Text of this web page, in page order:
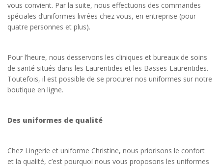
vous convient. Par la suite, nous effectuons des commandes
spéciales d’uniformes livrées chez vous, en entreprise (pour
quatre personnes et plus).
Pour l’heure, nous desservons les cliniques et bureaux de soins
de santé situés dans les Laurentides et les Basses-Laurentides.
Toutefois, il est possible de se procurer nos uniformes sur notre
boutique en ligne.
Des uniformes de qualité
Chez Lingerie et uniforme Christine, nous priorisons le confort
et la qualité, c’est pourquoi nous vous proposons les uniformes